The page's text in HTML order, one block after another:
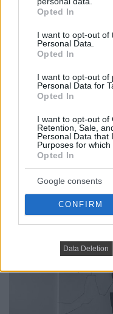
grant or deny consent
use your data for below
consent section.
Opted In
I want to opt-out of
Personal Data.
Opted In
I want to opt-out of
Personal Data for
Opted In
I want to opt-out of
Retention, Sale,
Personal Data that
Purposes for which
Opted In
Google consents
CONFIRM
Data Deletion